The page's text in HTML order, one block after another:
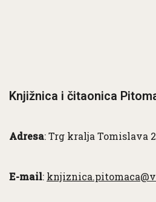
Knjižnica i čitaonica
Adresa: Trg kralja Tomislava
E-mail: